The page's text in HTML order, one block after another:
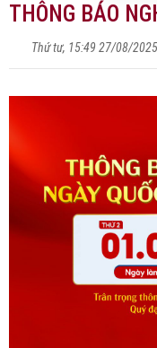
THÔNG BÁO
Thứ tư, 15:49 27/08/2025